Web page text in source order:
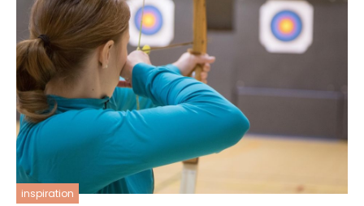
inspiration